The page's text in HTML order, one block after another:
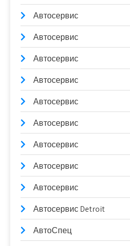
Автосервис
Автосервис
Автосервис
Автосервис
Автосервис
Автосервис
Автосервис
Автосервис
Автосервис
Автосервис Detroit
АвтоСпец